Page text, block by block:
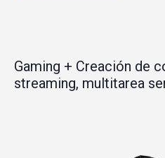
Gaming + Creación de
streaming, multitarea